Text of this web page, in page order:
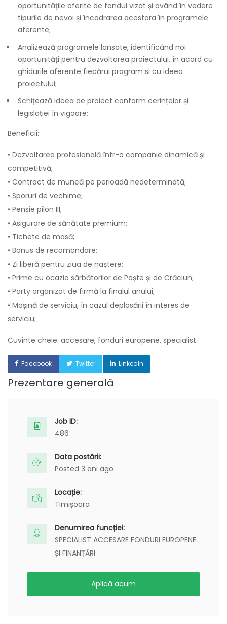
oportunitățile oferite de fondul vizat și având în vedere
tipurile de nevoi și încadrarea acestora în programele
aferente;
Analizează programele lansate, identificând noi
oportunități pentru dezvoltarea proiectului, în acord cu
ghidurile aferente fiecărui program si cu ideea
proiectului;
Schițează ideea de proiect conform cerințelor și
legislației în vigoare;
Beneficii:
• Dezvoltarea profesională într-o companie dinamică și
competitivă;
• Contract de muncă pe perioadă nedeterminată;
• Sporuri de vechime;
• Pensie pilon III;
• Asigurare de sănătate premium;
• Tichete de masă;
• Bonus de recomandare;
• Zi liberă pentru ziua de naștere;
• Prime cu ocazia sărbătorilor de Paște și de Crăciun;
• Party organizat de firmă la finalul anului;
• Mașină de serviciu, în cazul deplasării în interes de
serviciu;
Cuvinte cheie: accesare, fonduri europene, specialist
Facebook Twitter LinkedIn
Prezentare generală
Job ID:
486
Data postării:
Posted 3 ani ago
Locație:
Timișoara
Denumirea funcției:
SPECIALIST ACCESARE FONDURI EUROPENE
ȘI FINANȚĂRI
Aplică acum